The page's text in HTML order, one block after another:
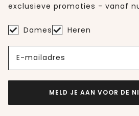
exclusieve promoties - vanaf
Dames Heren
E-mailadres
MELD JE AAN VOOR DE